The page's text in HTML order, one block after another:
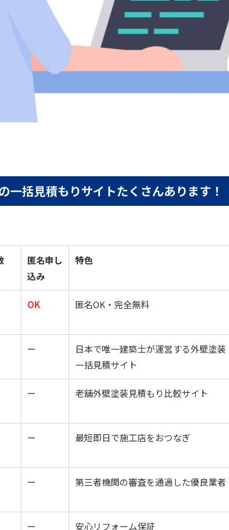
一括見積もりサイトたくさんあります！
匿名申し
込み
特色
OK 匿名OK・完全無料
ー
日本で唯一建築士が運営する外壁塗装
一括見積サイト
ー 老舗外壁塗装見積もり比較サイト
ー 最短即日で施工店をおつなぎ
ー 第三者機関の審査を通過した優良業者
ー 安心リフォーム保証